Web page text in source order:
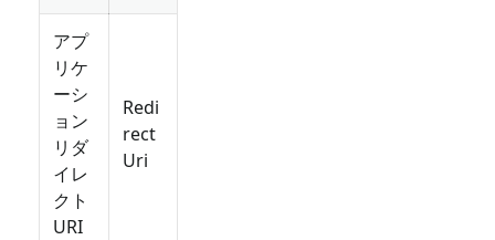
アプ
リケ
ーシ
ョン
リダ
イレ
クト
URI
Redi
rect
Uri